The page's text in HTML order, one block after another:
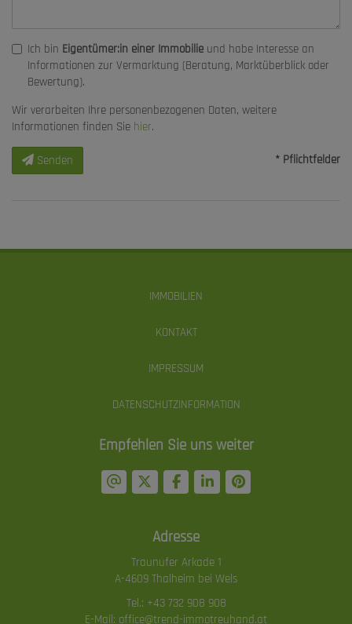
Ich bin Eigentümer:in einer Immobilie und habe Interesse an
Informationen zur Vermarktung (Beratung, Marktüberblick oder
Bewertung).
Wir verarbeiten Ihre personenbezogenen Daten, weitere
Informationen finden Sie hier.
Senden * Pflichtfelder
IMMOBILIEN
KONTAKT
IMPRESSUM
DATENSCHUTZINFORMATION
Empfehlen Sie uns weiter
Adresse
Traunufer Arkade 1
A-4609 Thalheim bei Wels
Tel.: +43 732 908 908
E-Mail: office@trend-immotreuhand.at